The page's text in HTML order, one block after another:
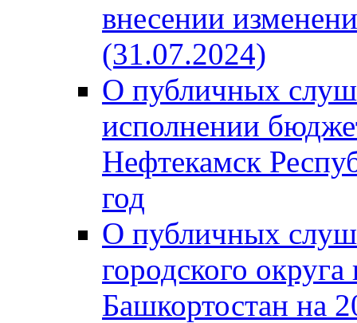
внесении
(31.07.2024)
О публичных
исполнении
Нефтекамск
год
О публичных
городского
Башкортостан на